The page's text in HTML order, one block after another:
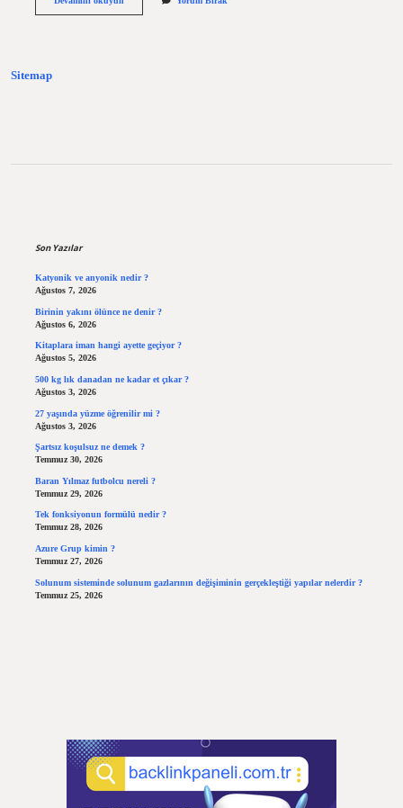
Sitemap
Son Yazılar
Katyonik ve anyonik nedir ?
Ağustos 7, 2026
Birinin yakını ölünce ne denir ?
Ağustos 6, 2026
Kitaplara iman hangi ayette geçiyor ?
Ağustos 5, 2026
500 kg lık danadan ne kadar et çıkar ?
Ağustos 3, 2026
27 yaşında yüzme öğrenilir mi ?
Ağustos 3, 2026
Şartsız koşulsuz ne demek ?
Temmuz 30, 2026
Baran Yılmaz futbolcu nereli ?
Temmuz 29, 2026
Tek fonksiyonun formülü nedir ?
Temmuz 28, 2026
Azure Grup kimin ?
Temmuz 27, 2026
Solunum sisteminde solunum gazlarının değişiminin gerçekleştiği yapılar nelerdir ?
Temmuz 25, 2026